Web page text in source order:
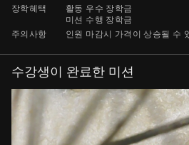
장학혜택
활동 우수 장학금
미션 수행 장학금
주의사항
인원 마감시 가격이 상승될 수
수강생이 완료한 미션